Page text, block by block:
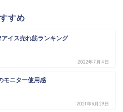
すめ
イス売れ筋ランキング
2022年7月4日
モニター使用感
2021年6月29日